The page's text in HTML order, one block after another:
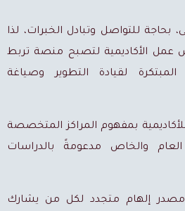
بحاجة للتواصل وتبادل الخبرات، لذا
عمل الأكاديمية لتصبح منصة تربط
المبتكرة لقيادة التطوير وصياغة
للأكاديمية بمفهوم المراكز المتخصصة
والخاص مدعومةً بالدراسات
مصدر إلهام متجدد لكل من يشارك